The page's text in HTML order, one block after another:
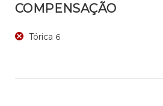
COMPENSAÇÃO
Tórica 6